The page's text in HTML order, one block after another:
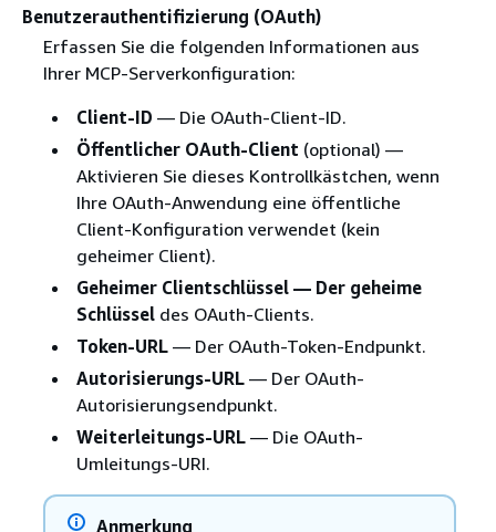
Benutzerauthentifizierung (OAuth)
Erfassen Sie die folgenden Informationen aus
Ihrer MCP-Serverkonfiguration:
Client-ID — Die OAuth-Client-ID.
Öffentlicher OAuth-Client (optional) —
Aktivieren Sie dieses Kontrollkästchen, wenn
Ihre OAuth-Anwendung eine öffentliche
Client-Konfiguration verwendet (kein
geheimer Client).
Geheimer Clientschlüssel — Der geheime
Schlüsseldes OAuth-Clients.
Token-URL— Der OAuth-Token-Endpunkt.
Autorisierungs-URL— Der OAuth-
Autorisierungsendpunkt.
Weiterleitungs-URL— Die OAuth-
Umleitungs-URI.
Anmerkung